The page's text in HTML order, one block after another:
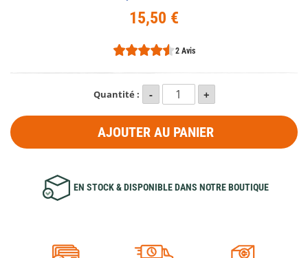
15,50 €
2 Avis
Quantité :
AJOUTER AU PANIER
EN STOCK & DISPONIBLE DANS NOTRE BOUTIQUE